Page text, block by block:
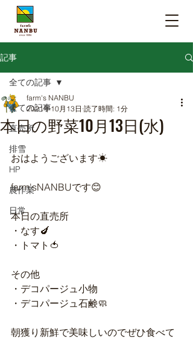
記事
全ての記事
直売所
排雪
HP
農作業
日常
全ての記事
本日の野菜10月13日(水)
farm's NANBU
2021年10月13日 読了時間: 1分
おはようございます☀
farm'sNANBUです😊
本日の直売所
・なす🍆
・トマト🍅
その他
・デコパージュ小物
・デコパージュ石鹸🧼
朝獲り新鮮で美味しいのでぜひ食べて